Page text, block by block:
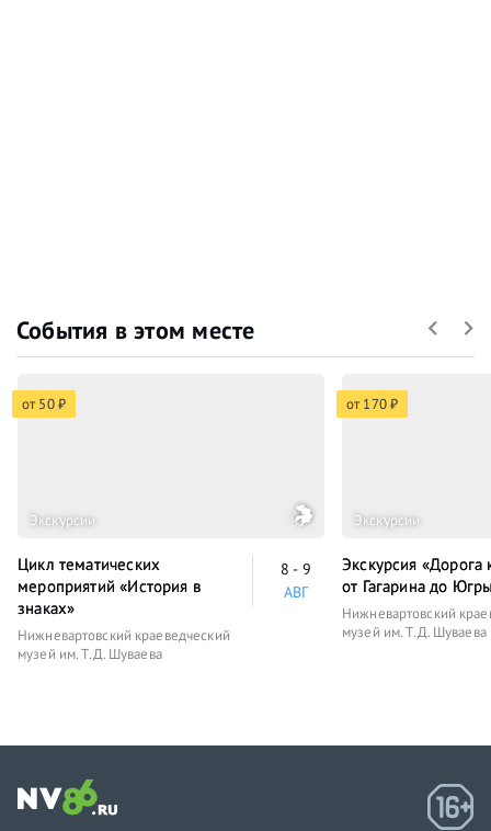
События в этом месте
от 50 ₽
Экскурсии
Цикл тематических
мероприятий «История в
знаках»
Нижневартовский краеведческий
музей им. Т.Д. Шуваева
8 - 9
АВГ
от 170 ₽
Экскурсии
Экскурсия «Дорога
от Гагарина до
Нижневартовский
музей им. Т.Д. Шуваева